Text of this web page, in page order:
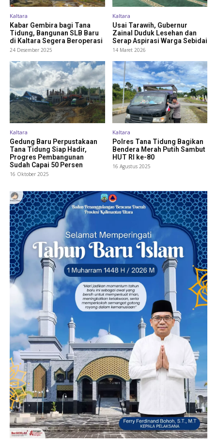
Kaltara
Kabar Gembira bagi Tana
Tidung, Bangunan SLB Baru
di Kaltara Segera Beroperasi
24 Desember 2025
Kaltara
Usai Tarawih, Gubernur
Zainal Duduk Lesehan dan
Serap Aspirasi Warga Sebidai
14 Maret 2026
Kaltara
Gedung Baru Perpustakaan
Tana Tidung Siap Hadir,
Progres Pembangunan
Sudah Capai 50 Persen
16 Oktober 2025
Kaltara
Polres Tana Tidung Bagikan
Bendera Merah Putih Sambut
HUT RI ke-80
16 Agustus 2025